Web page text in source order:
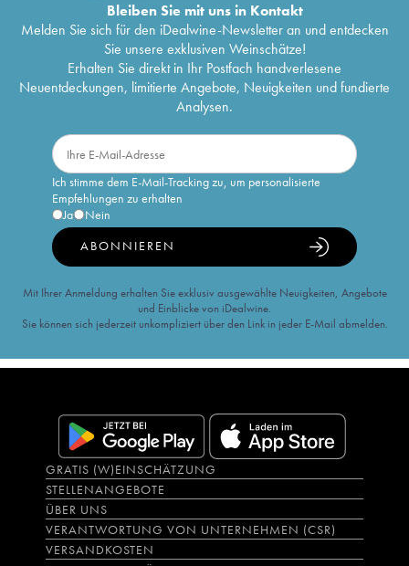
Bleiben Sie mit uns in Kontakt
Melden Sie sich für den iDealwine-Newsletter an und entdecken
Sie unsere exklusiven Weinschätze!
Erhalten Sie direkt in Ihr Postfach handverlesene
Neuentdeckungen, limitierte Angebote, Neuigkeiten und fundierte
Analysen.
Ich stimme dem E-Mail-Tracking zu, um personalisierte
Empfehlungen zu erhalten
Ja
Nein
ABONNIEREN
Mit Ihrer Anmeldung erhalten Sie exklusiv ausgewählte Neuigkeiten, Angebote
und Einblicke von iDealwine.
Sie können sich jederzeit unkompliziert über den Link in jeder E-Mail abmelden.
GRATIS (W)EINSCHÄTZUNG
STELLENANGEBOTE
ÜBER UNS
VERANTWORTUNG VON UNTERNEHMEN (CSR)
VERSANDKOSTEN